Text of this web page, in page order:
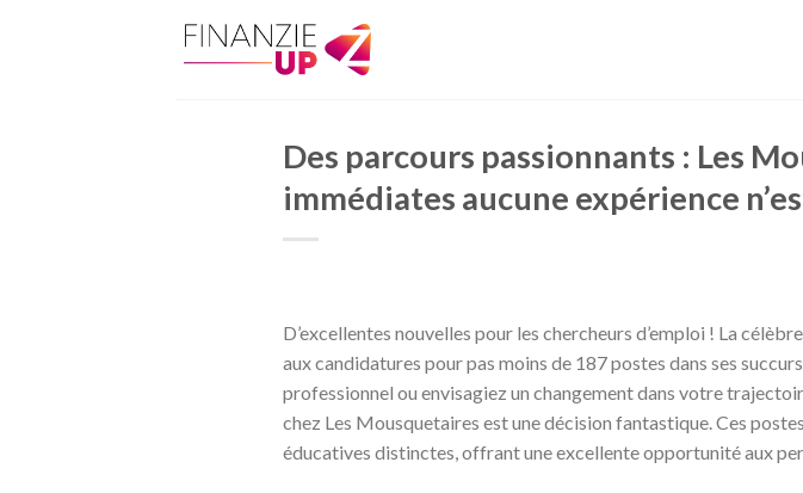
Des parcours passionnants : Les
immédiates aucune expérience
D’excellentes nouvelles pour les chercheurs d’emploi ! La
aux candidatures pour pas moins de 187 postes dans ses
professionnel ou envisagiez un changement dans votre
chez Les Mousquetaires est une décision fantastique. Ces
éducatives distinctes, offrant une excellente opportunité aux